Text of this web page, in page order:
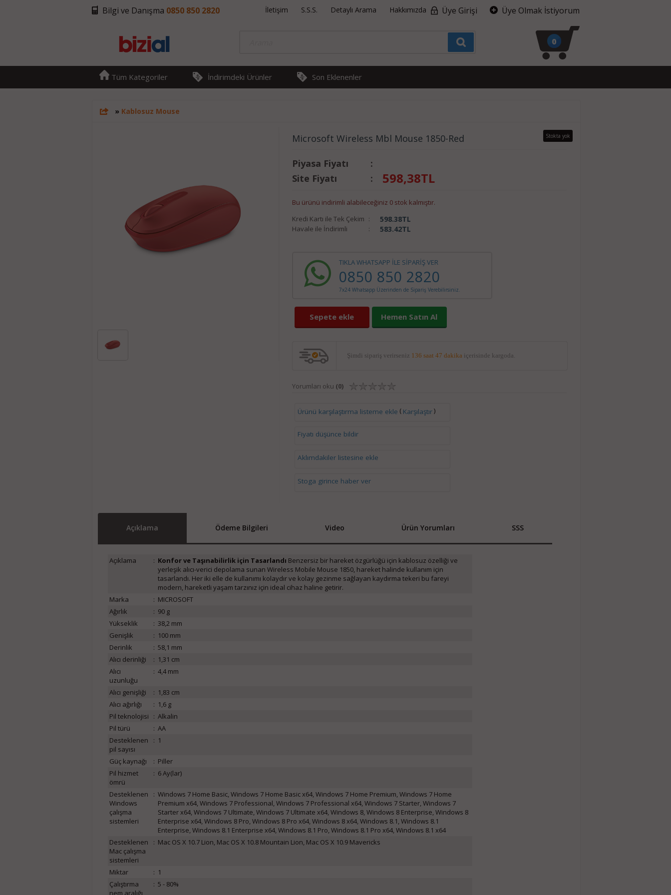
Bilgi ve Danışma 0850 850 2820 İletişim S.S.S. Detaylı Arama Hakkımızda Üye Girişi Üye Olmak İstiyorum
0
Tüm Kategoriler İndirimdeki Ürünler Son Eklenenler
» Kablosuz Mouse
Stokta yok
Microsoft Wireless Mbl Mouse 1850-Red
Piyasa Fiyatı
:
Site Fiyatı
: 598,38TL
Bu ürünü indirimli alabileceğiniz 0 stok kalmıştır.
Kredi Kartı ile Tek Çekim : 598.38TL
Havale ile İndirimli : 583.42TL
TIKLA WHATSAPP İLE SİPARİŞ VER
0850 850 2820
7x24 Whatsapp Üzerinden de Sipariş Verebilirsiniz.
Sepete ekle Hemen Satın Al
Şimdi sipariş verirseniz 136 saat 47 dakika içerisinde kargoda.
Yorumları oku (0)
Ürünü karşılaştırma listeme ekle ( Karşılaştır)
Fiyatı düşünce bildir
Aklımdakiler listesine ekle
Stoga girince haber ver
Açıklama Ödeme Bilgileri Video Ürün Yorumları SSS
Açıklama : Konfor ve Taşınabilirlik için Tasarlandı Benzersiz bir hareket özgürlüğü için kablosuz özelliği ve
yerleşik alıcı-verici depolama sunan Wireless Mobile Mouse 1850, hareket halinde kullanım için
tasarlandı. Her iki elle de kullanımı kolaydır ve kolay gezinme sağlayan kaydırma tekeri bu fareyi
modern, hareketli yaşam tarzınız için ideal cihaz haline getirir.
Marka
: MICROSOFT
Ağırlık
: 90 g
Yükseklik
: 38,2 mm
Genişlik
: 100 mm
Derinlik
: 58,1 mm
Alıcı derinliği
: 1,31 cm
Alıcı
uzunluğu
: 4,4 mm
Alıcı genişliği : 1,83 cm
Alıcı ağırlığı
: 1,6 g
Pil teknolojisi
: Alkalin
Pil türü
: AA
Desteklenen
pil sayısı
: 1
Güç kaynağı : Piller
Pil hizmet
ömrü
: 6 Ay(lar)
Desteklenen
Windows
çalışma
sistemleri
: Windows 7 Home Basic, Windows 7 Home Basic x64, Windows 7 Home Premium, Windows 7 Home
Premium x64, Windows 7 Professional, Windows 7 Professional x64, Windows 7 Starter, Windows 7
Starter x64, Windows 7 Ultimate, Windows 7 Ultimate x64, Windows 8, Windows 8 Enterprise, Windows 8
Enterprise x64, Windows 8 Pro, Windows 8 Pro x64, Windows 8 x64, Windows 8.1, Windows 8.1
Enterprise, Windows 8.1 Enterprise x64, Windows 8.1 Pro, Windows 8.1 Pro x64, Windows 8.1 x64
Desteklenen
Mac çalışma
sistemleri
: Mac OS X 10.7 Lion, Mac OS X 10.8 Mountain Lion, Mac OS X 10.9 Mavericks
Miktar : 1
Çalıştırma
nem aralığı
: 5 - 80%